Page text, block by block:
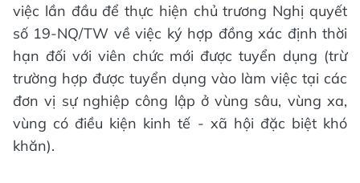
việc lần đầu để thực hiện chủ trương Nghị quyết
số 19-NQ/TW về việc ký hợp đồng xác định thời
hạn đối với viên chức mới được tuyển dụng (trừ
trường hợp được tuyển dụng vào làm việc tại các
đơn vị sự nghiệp công lập ở vùng sâu, vùng xa,
vùng có điều kiện kinh tế - xã hội đặc biệt khó
khăn).